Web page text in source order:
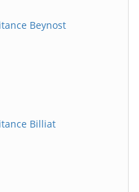
Beynost
Billiat